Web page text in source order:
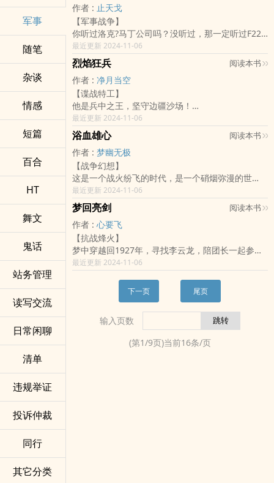
军事
随笔
杂谈
情感
短篇
百合
HT
舞文
鬼话
站务管理
读写交流
日常闲聊
清单
违规举证
投诉仲裁
同行
其它分类
作者 : 止天戈
【军事战争】
你听过洛克?马丁公司吗？没听过，那一定听过F22
和F35隐身战斗机，“宙斯盾”武器系统吧，没错，这
些都是它生产的。
你听过诺思－格鲁门公司吗？它是尼米兹级”航空母
舰，“弗吉尼亚级”核潜艇，“大黄蜂级”两栖突击舰的
生产商。
说了这幺多你听过咱们国家的军火公司吗？什幺？
北方*工业？宝利？你它孤陋寡闻了，它们都太小
了，有一个传奇人物创建的一家公司是咱们国家最
大的武器生产商，同时也是世界最大武器生产商，
它的产品中的，从陆地到天空到太空，从海面到深
洋应有尽有，它一个喷嚏，都会有一些国家打一个
哆嗦。
什幺？它叫什幺名字？请听我一一道来，这还得从
三十多年前说起。
【新书《重燃热血年代》发布】
最近更新 2024-11-06
烈焰狂兵 阅读本书
作者 : 净月当空
【谍战特工】
他是兵中之王，坚守边疆沙场！
他是黑暗之王，让人闻风丧胆！
为国家，他可抛洒热血！
为兄弟，他可两肋插刀！
为红颜，他可怒发冲冠！
一次任务的失利，沈飞用四年的时间重铸自身，接
下新任务潜伏于都市，成为郎当小男人！
然，龙欲飞天，无可抵挡！
（建个群，群号：612630186）
最近更新 2024-11-06
浴血雄心 阅读本书
作者 : 梦幽无极
【战争幻想】
这是一个战火纷飞的时代，是一个硝烟弥漫的世
界，这里的战争已经持续了十数年，随处可见战后
留下的残垣断壁，经济和环境都遭到了破坏......人民
都生活在水深火热之中，都希望能够出现一个带来
和平的救世主。
这一天，因为一场莫名其妙的变故，一位宅男军事
爱好者，楚浩天穿越到了这个世界，并且携带了战
争成长系统.....
着，在这个乱世之中，能够活下来！为了生存，为
了自己的宅男军事之梦，没成想，从一个小兵，一
步一步走向巅峰，成就辉煌的传奇故事！
最近更新 2024-11-06
梦回亮剑 阅读本书
作者 : 心要飞
【抗战烽火】
梦中穿越回1927年，寻找李云龙，陪团长一起参加
红军，一炮干掉坂田，将山崎打成筛子
最近更新 2024-11-06
下一页 尾页
输入页数
(第1/9页)当前16条/页